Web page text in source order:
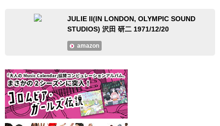
JULIE II(IN LONDON, OLYMPIC SOUND
STUDIOS) 沢田 研二 1971/12/20
amazon